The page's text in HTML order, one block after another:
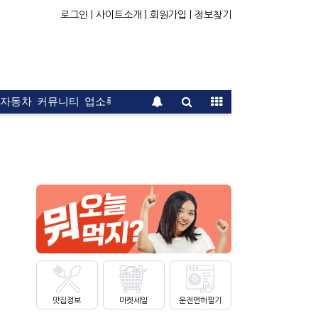
로그인 | 사이트소개 | 회원가입 | 정보찾기
자동차 커뮤니티 업소록 운전면허 문의 광고
맛집정보 마켓세일 운전면허필기